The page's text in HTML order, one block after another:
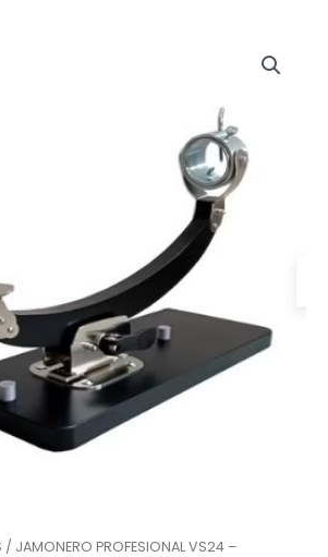
/ JAMONERO PROFESIONAL VS24 –